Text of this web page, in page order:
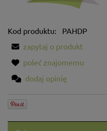
Kod produktu:
PAHDP
zapytaj o produkt
poleć znajomemu
dodaj opinię